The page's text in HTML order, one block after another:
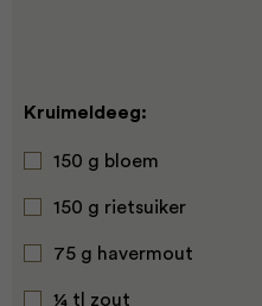
Kruimeldeeg:
150 g bloem
150 g rietsuiker
75 g havermout
¼ tl zout